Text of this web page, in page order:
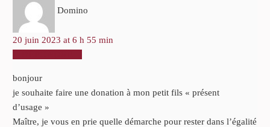
Domino
20 juin 2023 at 6 h 55 min
bonjour
je souhaite faire une donation à mon petit fils « présent
d’usage »
Maître, je vous en prie quelle démarche pour rester dans l’égalité